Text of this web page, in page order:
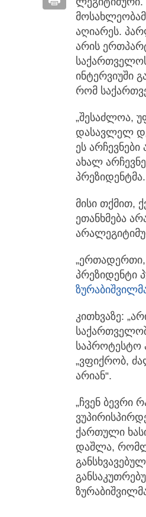
აღიარეს.
არის
ინტერვიუში
რომ
„შესაძლოა,
დასავლელ
ეს
ახალ
პრეზიდენტმა.
მისი თქმით,
ეთანხმება
„ერთადერთი,
პრეზიდენტი
კითხვაზე:
საპროტესტო
„ვფიქრობ,
არიან“.
„ჩვენ ბევრი
ქართული
დაშლა,